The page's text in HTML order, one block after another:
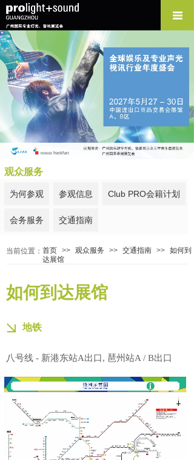
观众服务
为何参观 参观信息 Club PRO会籍计划
会务服务 交通指南
首页 >> 观众服务 >> 交通指南 >> 如何到
达展馆
当前位置：
如何到达展馆
地铁
八号线 - 新港东站A出口, 琶州站A / B出口